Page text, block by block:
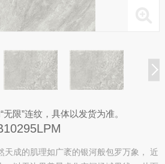
限”连纹，具体以发货为准。
天成的肌理如广袤的银河般包罗万象， 近